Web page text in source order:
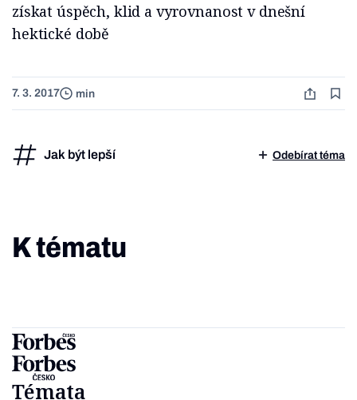
získat úspěch, klid a vyrovnanost v dnešní
hektické době
7. 3. 2017 min
Jak být lepší Odebírat téma
K tématu
Témata